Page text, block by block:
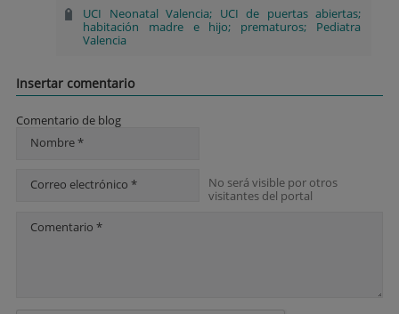
UCI Neonatal Valencia; UCI de puertas abiertas;
habitación madre e hijo; prematuros; Pediatra
Valencia
Insertar comentario
Comentario de blog
Nombre *
Correo electrónico *
No será visible por otros
visitantes del portal
Comentario *